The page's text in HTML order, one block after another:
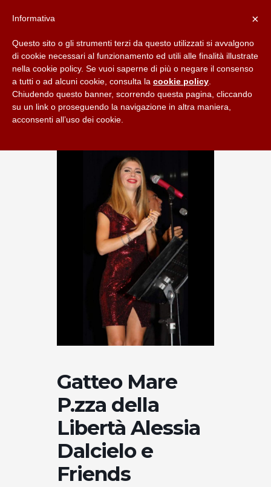
Gatteo Mare
P.zza della
Libertà Alessia
Dalcielo e
Friends
×
Informativa
Questo sito o gli strumenti terzi da questo utilizzati si avvalgono
di cookie necessari al funzionamento ed utili alle finalità illustrate
nella cookie policy. Se vuoi saperne di più o negare il consenso
a tutti o ad alcuni cookie, consulta la cookie policy
Chiudendo questo banner, scorrendo questa pagina, cliccando
su un link o proseguendo la navigazione in altra maniera,
acconsenti all’uso dei cookie.